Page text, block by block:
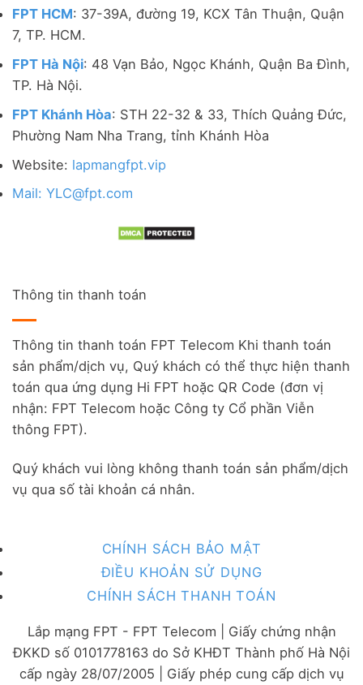
FPT HCM: 37-39A, đường 19, KCX Tân Thuận, Quận
7, TP. HCM.
FPT Hà Nội: 48 Vạn Bảo, Ngọc Khánh, Quận Ba Đình,
TP. Hà Nội.
FPT Khánh Hòa: STH 22-32 & 33, Thích Quảng Đức,
Phường Nam Nha Trang, tỉnh Khánh Hòa
Website: lapmangfpt.vip
Mail: YLC@fpt.com
Thông tin thanh toán
Thông tin thanh toán FPT Telecom Khi thanh toán
sản phẩm/dịch vụ, Quý khách có thể thực hiện thanh
toán qua ứng dụng Hi FPT hoặc QR Code (đơn vị
nhận: FPT Telecom hoặc Công ty Cổ phần Viễn
thông FPT).
Quý khách vui lòng không thanh toán sản phẩm/dịch
vụ qua số tài khoản cá nhân.
CHÍNH SÁCH BẢO MẬT
ĐIỀU KHOẢN SỬ DỤNG
CHÍNH SÁCH THANH TOÁN
Lắp mạng FPT - FPT Telecom | Giấy chứng nhận
ĐKKD số 0101778163 do Sở KHĐT Thành phố Hà Nội
cấp ngày 28/07/2005 | Giấy phép cung cấp dịch vụ